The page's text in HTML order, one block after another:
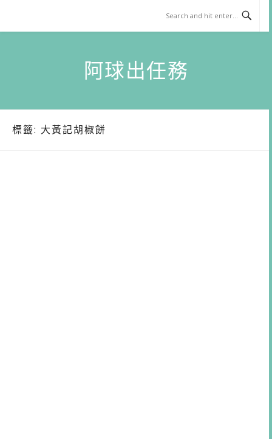
content
阿球出任務
標籤: 大黃記胡椒餅